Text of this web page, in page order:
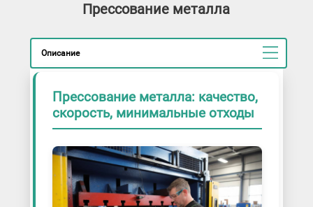
Обработка на кривошипно-шатунных
Прокатка-прессование металла
Пуклевка металла
Ротационная вытяжка металла
молотком
Холодное прессование
Прессование металла
Описание
Прессование металла: качество,
скорость, минимальные отходы